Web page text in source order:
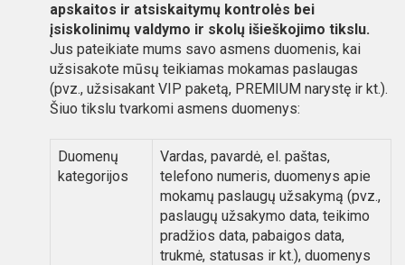
apskaitos ir atsiskaitymų kontrolės bei
įsiskolinimų valdymo ir skolų išieškojimo tikslu.
Jus pateikiate mums savo asmens duomenis, kai
užsisakote mūsų teikiamas mokamas paslaugas
(pvz., užsisakant VIP paketą, PREMIUM narystę ir kt.).
Šiuo tikslu tvarkomi asmens duomenys:
Duomenų
kategorijos
Vardas, pavardė, el. paštas,
telefono numeris, duomenys apie
mokamų paslaugų užsakymą (pvz.,
paslaugų užsakymo data, teikimo
pradžios data, pabaigos data,
trukmė, statusas ir kt.), duomenys